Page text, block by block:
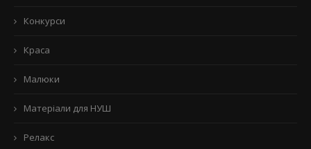
Конкурси
Краса
Малюки
Матеріали для НУШ
Релакс